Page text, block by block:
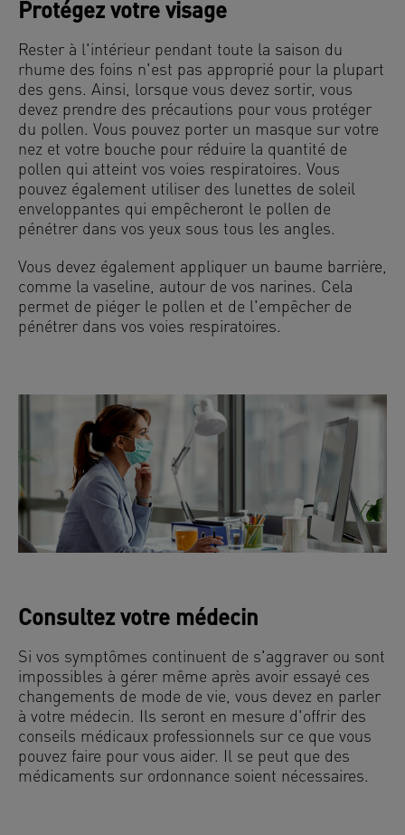
Protégez votre visage
Rester à l'intérieur pendant toute la saison du
rhume des foins n'est pas approprié pour la plupart
des gens. Ainsi, lorsque vous devez sortir, vous
devez prendre des précautions pour vous protéger
du pollen. Vous pouvez porter un masque sur votre
nez et votre bouche pour réduire la quantité de
pollen qui atteint vos voies respiratoires. Vous
pouvez également utiliser des lunettes de soleil
enveloppantes qui empêcheront le pollen de
pénétrer dans vos yeux sous tous les angles.
Vous devez également appliquer un baume barrière,
comme la vaseline, autour de vos narines. Cela
permet de piéger le pollen et de l'empêcher de
pénétrer dans vos voies respiratoires.
Consultez votre médecin
Si vos symptômes continuent de s'aggraver ou sont
impossibles à gérer même après avoir essayé ces
changements de mode de vie, vous devez en parler
à votre médecin. Ils seront en mesure d'offrir des
conseils médicaux professionnels sur ce que vous
pouvez faire pour vous aider. Il se peut que des
médicaments sur ordonnance soient nécessaires.